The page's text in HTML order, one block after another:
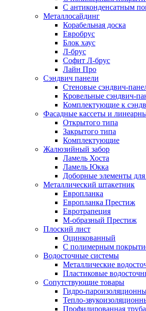
С антиконденсатным
Металлосайдинг
Корабельная доска
Евробрус
Блок хаус
Л-брус
Софит Л-брус
Лайн Про
Сэндвич панели
Стеновые сэндвич-
Кровельные сэндвич-
Комплектующие к
Фасадные кассеты и
Открытого типа
Закрытого типа
Комплектующие
Жалюзийный забор
Ламель Хоста
Ламель Юкка
Доборные элементы
Металлический штакетник
Европланка
Европланка Престиж
Евротрапеция
М-образный Престиж
Плоский лист
Оцинкованный
С полимерным
Водосточные системы
Металлические
Пластиковые
Сопутствующие товары
Гидро-
Тепло-
Профилированная труба